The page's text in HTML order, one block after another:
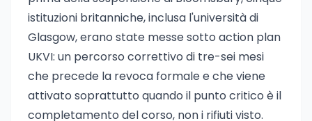
istituzioni britanniche, inclusa l'università di
Glasgow, erano state messe sotto action plan
UKVI: un percorso correttivo di tre-sei mesi
che precede la revoca formale e che viene
attivato soprattutto quando il punto critico è il
completamento del corso, non i rifiuti visto.